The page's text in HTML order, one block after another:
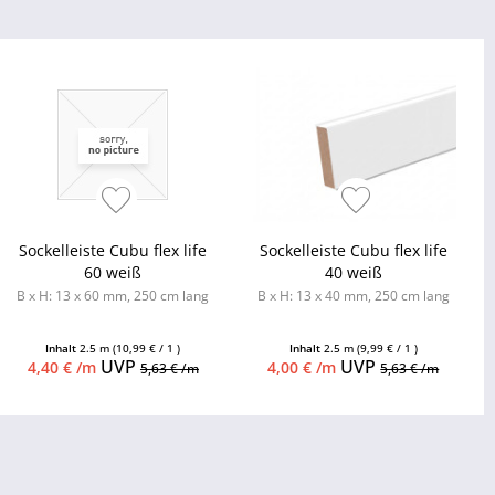
Sockelleiste Cubu flex life
60 weiß
B x H: 13 x 60 mm, 250 cm lang
Inhalt2.5 m(10,99 € / 1 )
4,40 € /mUVP 5,63 € /m
Sockelleiste Cubu flex life
40 weiß
B x H: 13 x 40 mm, 250 cm lang
Inhalt 2.5 m (9,99 € / 1 )
4,00 € /m UVP5,63 € /m